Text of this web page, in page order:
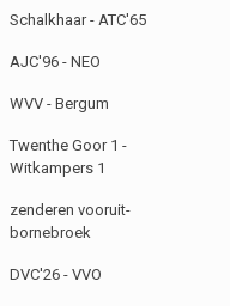
Schalkhaar - ATC'65
AJC'96 - NEO
WVV - Bergum
Twenthe Goor 1 -
Witkampers 1
zenderen vooruit-
bornebroek
DVC'26 - VVO